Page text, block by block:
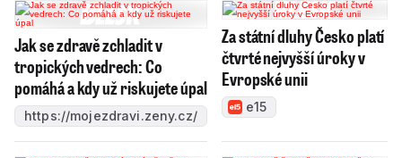
Jak se zdravě zchladit v
tropických vedrech: Co
pomáhá a kdy už riskujete úpal
https://mojezdravi.zeny.cz/
Za státní dluhy Česko platí
čtvrté nejvyšší úroky v
Evropské unii
e15